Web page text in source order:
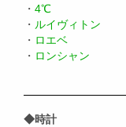
・ 4℃
・ ルイヴィトン
・ ロエベ
・ ロンシャン
◆時計